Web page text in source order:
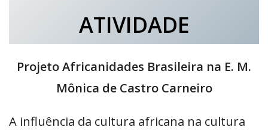
ATIVIDADE
Projeto Africanidades Brasileira na E. M.
Mônica de Castro Carneiro
A influência da cultura africana na cultura